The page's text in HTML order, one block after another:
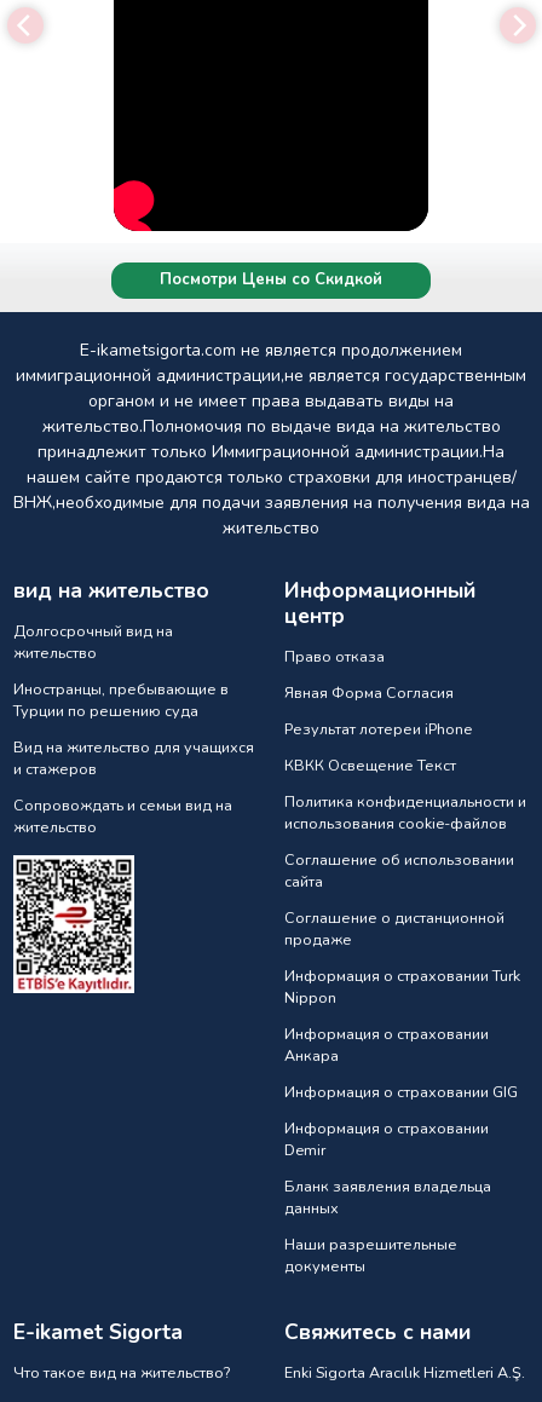
Посмотри Цены со Скидкой
E-ikametsigorta.com не является продолжением
иммиграционной администрации,не является государственным
органом и не имеет права выдавать виды на
жительство.Полномочия по выдаче вида на жительство
принадлежит только Иммиграционной администрации.На
нашем сайте продаются только страховки для иностранцев/
ВНЖ,необходимые для подачи заявления на получения вида на
жительство
вид на жительство
Долгосрочный вид на
жительство
Иностранцы, пребывающие в
Турции по решению суда
Вид на жительство для учащихся
и стажеров
Сопровождать и семьи вид на
жительство
Информационный
центр
Право отказа
Явная Форма Согласия
Результат лотереи iPhone
КВКК Освещение Текст
Политика конфиденциальности и
использования cookie-файлов
Соглашение об использовании
сайта
Соглашение о дистанционной
продаже
Информация о страховании Turk
Nippon
Информация о страховании
Анкарa
Информация о страховании GIG
Информация о страховании
Demir
Бланк заявления владельца
данных
Наши разрешительные
документы
E-ikamet Sigorta
Что такое вид на жительство?
Свяжитесь с нами
Enki Sigorta Aracılık Hizmetleri A.Ş.